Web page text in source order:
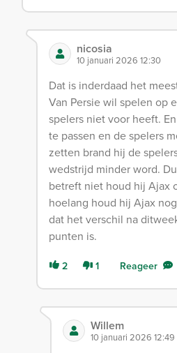
nicosia
10 januari 2026 12:30
Dat is inderdaad het
Van Persie wil spelen op
spelers niet voor heeft.
te passen en de spelers
zetten brand hij de
wedstrijd minder word.
betreft niet houd hij Ajax
hoelang houd hij Ajax
dat het verschil na
punten is.
2 1 Reageer
Willem
10 januari 2026 12:49